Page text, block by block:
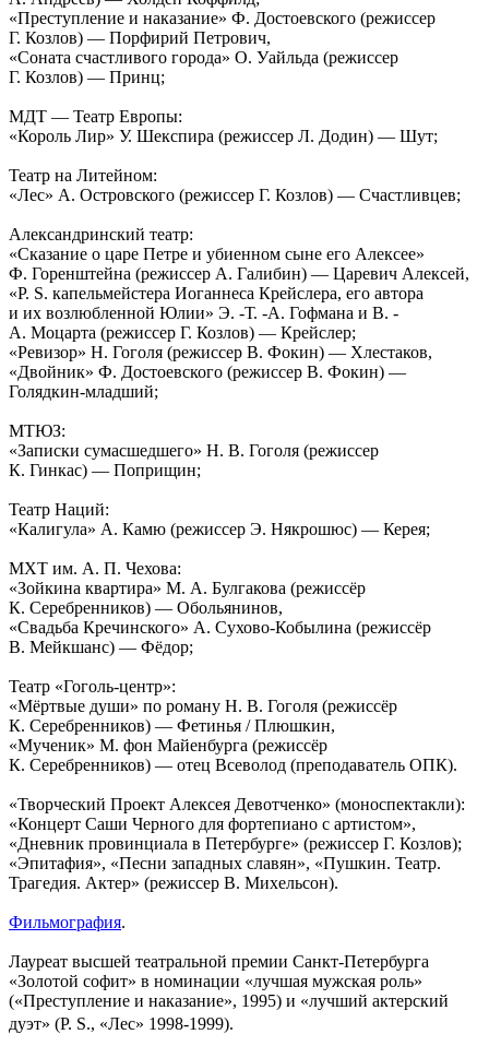
«Преступление и наказание» Ф. Достоевского (режиссер
Г. Козлов) — Порфирий Петрович,
«Соната счастливого города» О. Уайльда (режиссер
Г. Козлов) — Принц;
МДТ — Театр Европы:
«Король Лир» У. Шекспира (режиссер Л. Додин) — Шут;
Театр на Литейном:
«Лес» А. Островского (режиссер Г. Козлов) — Счастливцев;
Александринский театр:
«Сказание о царе Петре и убиенном сыне его Алексее»
Ф. Горенштейна (режиссер А. Галибин) — Царевич Алексей,
«P. S. капельмейстера Иоганнеса Крейслера, его автора
и их возлюбленной Юлии» Э. -Т. -А. Гофмана и В. -
А. Моцарта (режиссер Г. Козлов) — Крейслер;
«Ревизор» Н. Гоголя (режиссер В. Фокин) — Хлестаков,
«Двойник» Ф. Достоевского (режиссер В. Фокин) —
Голядкин-младший;
МТЮЗ:
«Записки сумасшедшего» Н. В. Гоголя (режиссер
К. Гинкас) — Поприщин;
Театр Наций:
«Калигула» А. Камю (режиссер Э. Някрошюс) — Керея;
МХТ им. А. П. Чехова:
«Зойкина квартира» М. А. Булгакова (режиссёр
К. Серебренников) — Обольянинов,
«Свадьба Кречинского» А. Сухово-Кобылина (режиссёр
В. Мейкшанс) — Фёдор;
Театр «Гоголь-центр»:
«Мёртвые души» по роману Н. В. Гоголя (режиссёр
К. Серебренников) — Фетинья / Плюшкин,
«Мученик» М. фон Майенбурга (режиссёр
К. Серебренников) — отец Всеволод (преподаватель ОПК).
«Творческий Проект Алексея Девотченко» (моноспектакли):
«Концерт Саши Черного для фортепиано с артистом»,
«Дневник провинциала в Петербурге» (режиссер Г. Козлов);
«Эпитафия», «Песни западных славян», «Пушкин. Театр.
Трагедия. Актер» (режиссер В. Михельсон).
Фильмография.
Лауреат высшей театральной премии Санкт-Петербурга
«Золотой софит» в номинации «лучшая мужская роль»
(«Преступление и наказание», 1995) и «лучший актерский
дуэт» (P. S., «Лес» 1998-1999).